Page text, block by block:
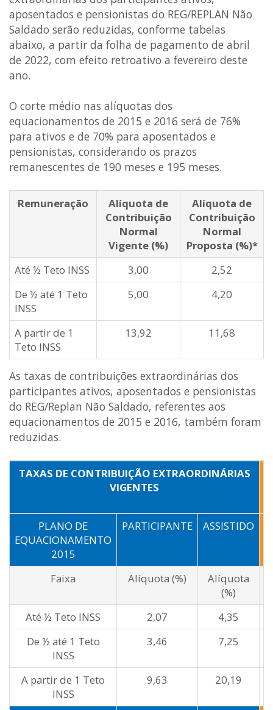
aposentados e pensionistas do REG/REPLAN Não
Saldado serão reduzidas, conforme tabelas
abaixo, a partir da folha de pagamento de abril
de 2022, com efeito retroativo a fevereiro deste
ano.
O corte médio nas alíquotas dos
equacionamentos de 2015 e 2016 será de 76%
para ativos e de 70% para aposentados e
pensionistas, considerando os prazos
remanescentes de 190 meses e 195 meses.
Remuneração
Alíquota de
Contribuição
Normal
Vigente (%)
Alíquota de
Contribuição
Normal
Proposta (%)*
Até ½ Teto INSS
3,00
2,52
De ½ até 1 Teto
INSS
5,00 4,20
A partir de 1
Teto INSS
13,92 11,68
As taxas de contribuições extraordinárias dos
participantes ativos, aposentados e pensionistas
do REG/Replan Não Saldado, referentes aos
equacionamentos de 2015 e 2016, também foram
reduzidas.
TAXAS DE CONTRIBUIÇÃO EXTRAORDINÁRIAS
VIGENTES
PLANO DE
EQUACIONAMENTO
2015
PARTICIPANTE ASSISTIDO
Faixa Alíquota (%)
Alíquota
(%)
Até ½ Teto INSS 2,07
4,35
De ½ até 1 Teto
INSS
3,46 7,25
A partir de 1 Teto
INSS
9,63 20,19